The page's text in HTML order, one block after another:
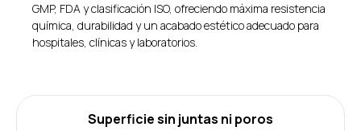
GMP, FDA y clasificación ISO, ofreciendo máxima resistencia
química, durabilidad y un acabado estético adecuado para
hospitales, clínicas y laboratorios.
Superficie sin juntas ni poros